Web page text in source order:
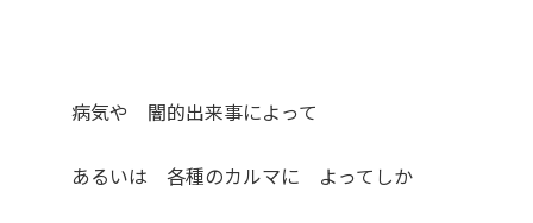
病気や 闇的出来事によって
あるいは 各種のカルマに よってしか